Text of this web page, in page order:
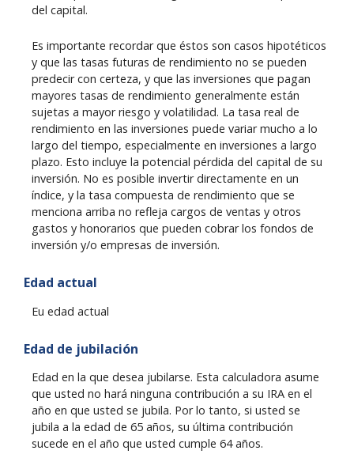
del capital.
Es importante recordar que éstos son casos hipotéticos
y que las tasas futuras de rendimiento no se pueden
predecir con certeza, y que las inversiones que pagan
mayores tasas de rendimiento generalmente están
sujetas a mayor riesgo y volatilidad. La tasa real de
rendimiento en las inversiones puede variar mucho a lo
largo del tiempo, especialmente en inversiones a largo
plazo. Esto incluye la potencial pérdida del capital de su
inversión. No es posible invertir directamente en un
índice, y la tasa compuesta de rendimiento que se
menciona arriba no refleja cargos de ventas y otros
gastos y honorarios que pueden cobrar los fondos de
inversión y/o empresas de inversión.
Edad actual
Eu edad actual
Edad de jubilación
Edad en la que desea jubilarse. Esta calculadora asume
que usted no hará ninguna contribución a su IRA en el
año en que usted se jubila. Por lo tanto, si usted se
jubila a la edad de 65 años, su última contribución
sucede en el año que usted cumple 64 años.